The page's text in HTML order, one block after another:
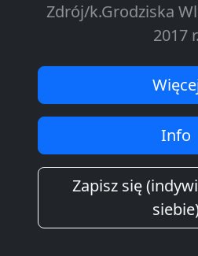
Zdrój/k.Grodziska
2017 r.
Info
Zapisz się